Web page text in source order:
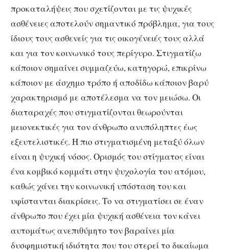
προκαταλήψεις που σχετίζονται με τις ψυχικές
ασθένειες αποτελούν σημαντικό πρόβλημα, για τους
ίδιους τους ασθενείς για τις οικογένειές τους αλλά
και για τον κοινωνικό τους περίγυρο. Στιγματίζω
κάποιον σημαίνει συμμαζεύω, κατηγορώ, επικρίνω
κάποιον με άσχημο τρόπο ή αποδίδω κάποιον βαρύ
χαρακτηρισμό με αποτέλεσμα να τον μειώσω. Οι
διαταραχές που στιγματίζονται θεωρούνται
μειονεκτικές για τον άνθρωπο ανυπόληπτες έως
εξευτελιστικές. Η πιο στιγματισμένη μεταξύ όλων
είναι η ψυχική νόσος. Ορισμός του στίγματος είναι
ένα κομβικό κομμάτι στην ψυχολογία του ατόμου,
καθώς χάνει την κοινωνική υπόσταση του και
υφίστανται διακρίσεις. Το να στιγματίσει σε έναν
άνθρωπο που έχει μία ψυχική ασθένεια τον κάνει
αυτομάτως ανεπιθύμητο τον βαραίνει μία
δυσφημιστική ιδιότητα που του στερεί το δικαίωμα